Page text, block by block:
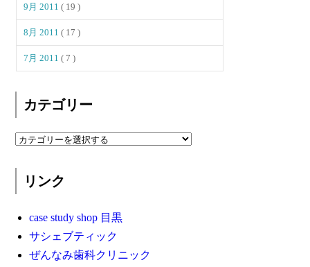
9月 2011( 19 )
8月 2011( 17 )
7月 2011( 7 )
カテゴリー
リンク
case study shop 目黒
サシェブティック
ぜんなみ歯科クリニック